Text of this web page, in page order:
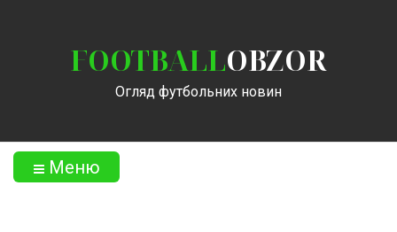
FOOTBALLOBZOR
Огляд футбольних новин
Меню